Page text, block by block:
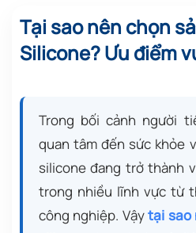
Tại sao nên chọn
Silicone? Ưu điểm
Trong bối cảnh người
quan tâm đến sức khỏe
silicone đang trở thành
trong nhiều lĩnh vực từ
công nghiệp. Vậytại sao